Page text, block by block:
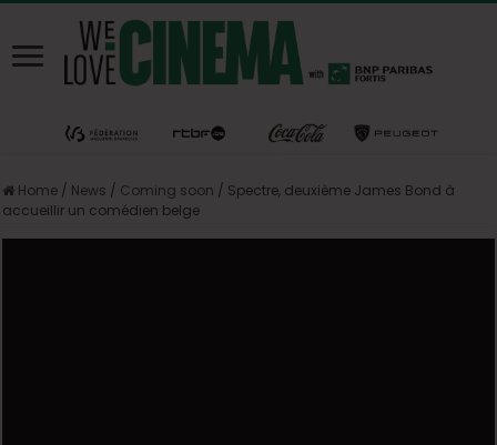
Home / News / Coming soon / Spectre, deuxième James Bond à
accueillir un comédien belge